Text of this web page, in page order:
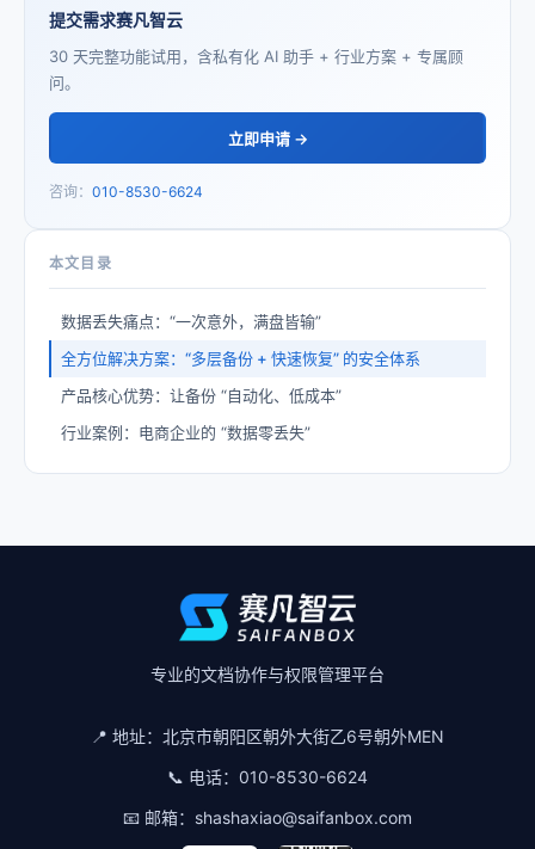
提交需求赛凡智云
30 天完整功能试用，含私有化 AI 助手 + 行业方案 + 专属顾
问。
立即申请 →
咨询： 010-8530-6624
本文目录
数据丢失痛点：“一次意外，满盘皆输”
全方位解决方案：“多层备份 + 快速恢复” 的安全体系
产品核心优势：让备份 “自动化、低成本”
行业案例：电商企业的 “数据零丢失”
专业的文档协作与权限管理平台
📍 地址： 北京市朝阳区朝外大街乙6号朝外MEN
📞 电话： 010-8530-6624
📧 邮箱： shashaxiao@saifanbox.com